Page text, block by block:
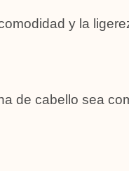
y la
de cabello sea